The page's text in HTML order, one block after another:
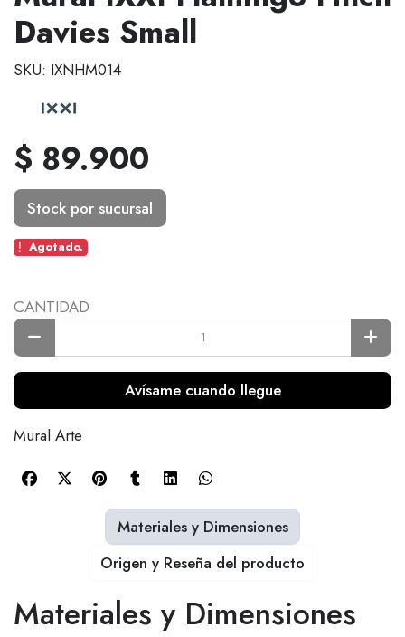
Davies Small
SKU: IXNHM014
$ 89.900
Stock por sucursal
Agotado.
CANTIDAD
Avísame cuando llegue
Mural Arte
Materiales y Dimensiones
Materiales y Dimensiones
Origen y Reseña del producto